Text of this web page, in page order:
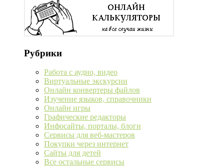
Рубрики
Работа с аудио, видео
Виртуальные экскурсии
Онлайн конвертеры файлов
Изучение языков, справочники
Онлайн игры
Графические редакторы
Инфосайты, порталы, блоги
Сервисы для веб-мастеров
Покупки через интернет
Сайты для детей
Все остальные сервисы